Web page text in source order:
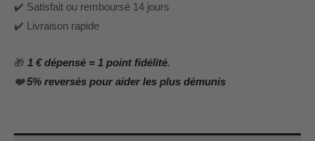
✔️ Satisfait ou remboursé 14 jours
✔️ Livraison rapide
🎁 1 € dépensé = 1 point fidélité.
❤️5% reversés pour aider les plus démunis